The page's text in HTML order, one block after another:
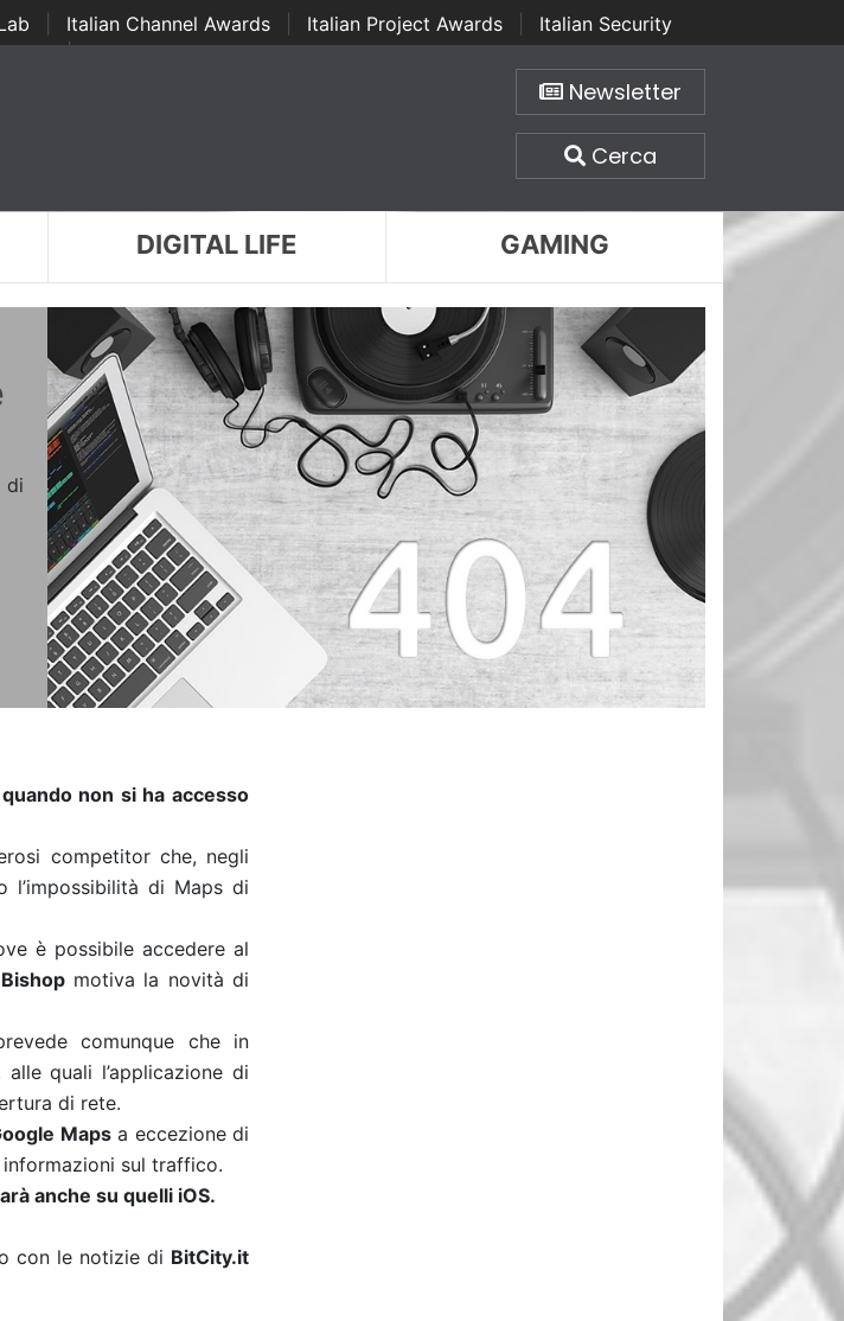
Italian Channel Awards Italian Project Awards
Italian Security
| ...
Newsletter
Cerca
DIGITAL LIFE GAMING
di
non si ha accesso
competitor che, negli
l’impossibilità di Maps di
è possibile accedere al
motiva la novità di
comunque che in
quali l’applicazione di
di rete.
Mapsa eccezione di
sul traffico.
anche su quelli iOS.
con le notizie di BitCity.it